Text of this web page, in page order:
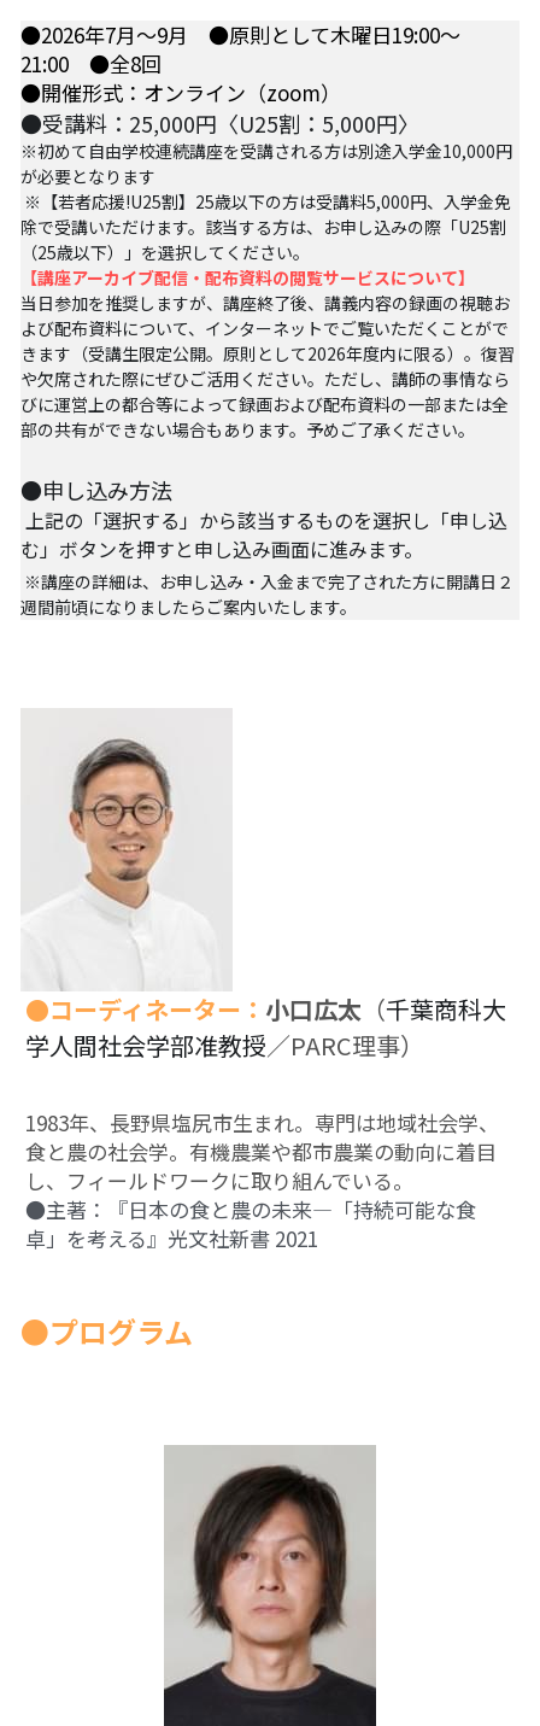
●2026年7月～9月　●原則として木曜日19:00～
21:00　●全8回
●開催形式：オンライン（zoom）
●受講料：25,000円〈U25割：5,000円〉
※初めて自由学校連続講座を受講される方は別途入学金10,000円
が必要となります
除で受講いただけます。該当する方は、お申し込みの際「U25割
（25歳以下）」を選択してください。
【講座アーカイブ配信・配布資料の閲覧サービスについて】
当日参加を推奨しますが、講座終了後、講義内容の録画の視聴お
よび配布資料について、インターネットでご覧いただくことがで
きます（受講生限定公開。原則として2026年度内に限る）。復習
や欠席された際にぜひご活用ください。ただし、講師の事情なら
びに運営上の都合等によって録画および配布資料の一部または全
部の共有ができない場合もあります。予めご了承ください。
●申し込み方法
む」ボタンを押すと申し込み画面に進みます。
週間前頃になりましたらご案内いたします。
●コーディネーター： 小口広太 （千葉商科大
学人間社会学部准教授／PARC理事）
1983年、長野県塩尻市生まれ。専門は地域社会学、
食と農の社会学。有機農業や都市農業の動向に着目
し、フィールドワークに取り組んでいる。
●主著：『日本の食と農の未来―「持続可能な食
卓」を考える』光文社新書 2021
●プログラム
06農と食の民主主義を実践する
07アイヌ語講座
08ナワトル語講座
10ルイース英会話
アートをめぐるFWin関東
アートをめぐるFWin関西
自主講座・ムトーさんと英文精読
【越境】01テック・ジャスティス―AI時代の差
別・人権・民主主義
【越境】02「自由と平等」の国の帝国主義
川崎の地域実践から学ぶ
【越境】06農と食の民主主義を実現する
【越境】07アイヌ語を学びつつ、日本語の問題
としてとらえかえす
【越境】08ラテンアメリカ先住民の言語と文化
を学ぶ――メキシコ最大の先住民言語ナワトル
【越境】11鎌田慧 時代を描く・ルポルタージュ
の現場から
足尾ツアー
PARC田んぼ2026_10月稲刈り
沖縄勉強会2024年11月
13表現することは生きること
13表現することは生きること